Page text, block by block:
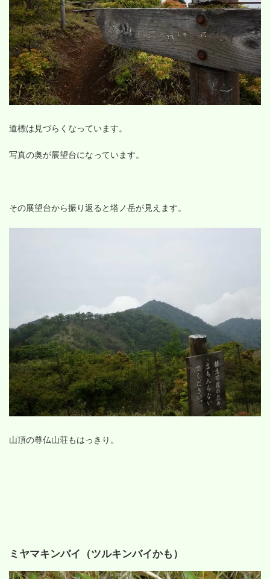
道標は見づらくなっています。
写真の奥が展望台になっています。
その展望台から振り返ると塔ノ岳が見えます。
山頂の尊仏山荘もはっきり。
ミヤマキンバイ（ツルキンバイかも）